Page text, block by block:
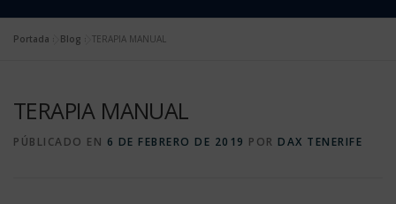
Portada » Blog » TERAPIA MANUAL
TERAPIA MANUAL
PÚBLICADO EN 6 DE FEBRERO DE 2019 POR DAX TENERIFE